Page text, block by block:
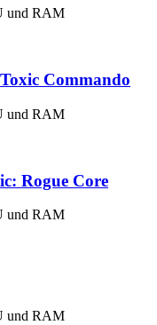
und RAM
Commando
und RAM
Rogue Core
und RAM
und RAM